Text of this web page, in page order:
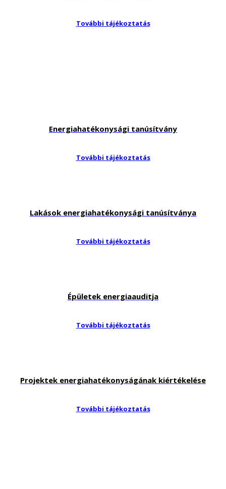
További tájékoztatás
Energiahatékonysági tanúsítvány
További tájékoztatás
Lakások energiahatékonysági tanúsítványa
További tájékoztatás
Épületek energiaauditja
További tájékoztatás
Projektek energiahatékonyságának kiértékelése
További tájékoztatás